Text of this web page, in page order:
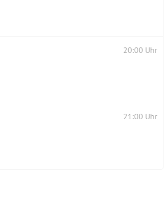
20:00 Uhr
21:00 Uhr